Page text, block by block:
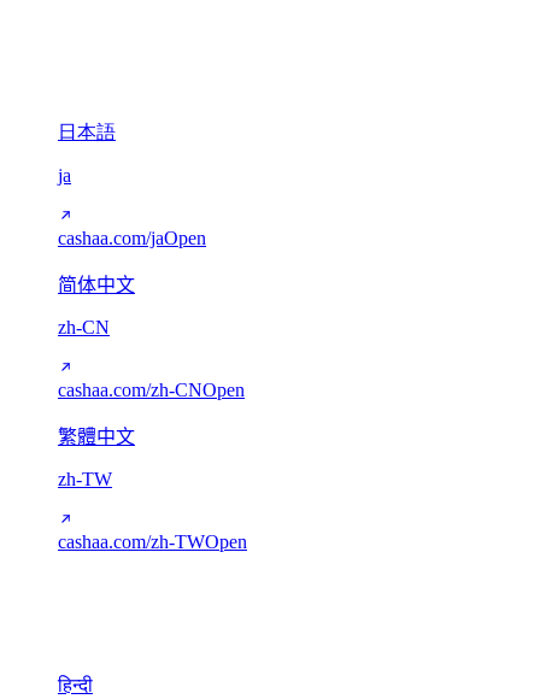
日本語
ja
cashaa.com/jaOpen
简体中文
zh-CN
cashaa.com/zh-CNOpen
繁體中文
zh-TW
cashaa.com/zh-TWOpen
हिन्दी